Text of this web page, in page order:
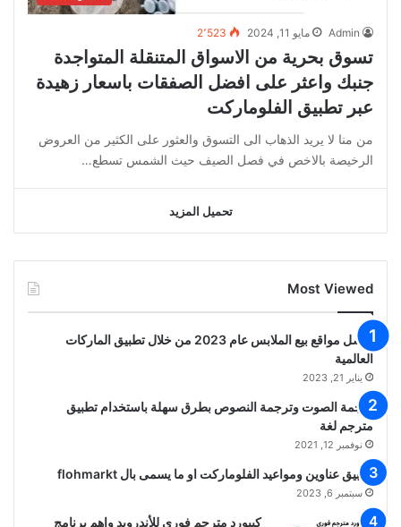
Admin مايو 11, 2024 2٬523
تسوق بحرية من الاسواق المتنقلة المتواجدة
جنبك واعثر على افضل الصفقات باسعار زهيدة
عبر تطبيق الفلوماركت
من منا لا يريد الذهاب الى التسوق والعثور على الكثير من العروض
الرخيصة بالاخص في فصل الصيف حيث الشمس تسطع…
تحميل المزيد
Most Viewed
أفضل مواقع بيع الملابس عام 2023 من خلال تطبيق الماركات
العالمية
يناير 21, 2023
ترجمة الصوت وترجمة النصوص بطرق سهلة باستخدام تطبيق
مترجم لغة
نوفمبر 12, 2021
تطبيق عناوين ومواعيد الفلوماركت او ما يسمى بال flohmarkt
سبتمبر 6, 2023
كيبورد مترجم فوري للأندرويد واهم برنامج